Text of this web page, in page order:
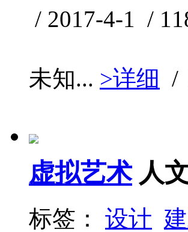
/ 2017-4-1 /
未知... >详细 /
虚拟艺术 人
标签： 设计